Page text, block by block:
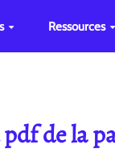
Ressources
de la